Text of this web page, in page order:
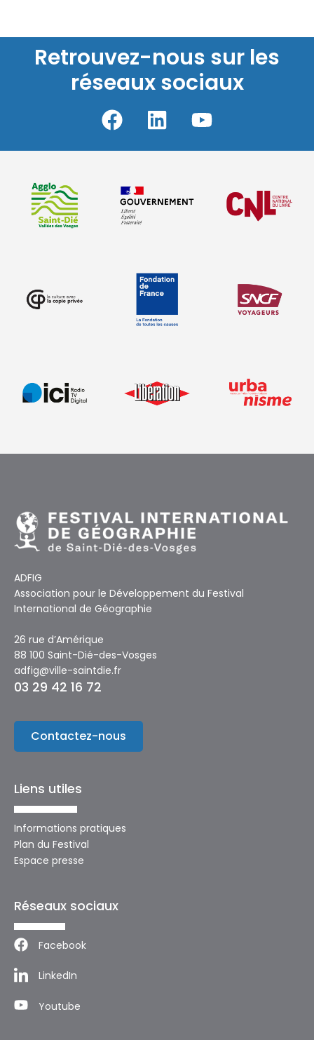
Retrouvez-nous sur les
réseaux sociaux
ADFIG
Association pour le Développement du Festival
International de Géographie
26 rue d’Amérique
88 100 Saint-Dié-des-Vosges
adfig@ville-saintdie.fr
03 29 42 16 72
Contactez-nous
Liens utiles
Informations pratiques
Plan du Festival
Espace presse
Réseaux sociaux
Facebook
LinkedIn
Youtube